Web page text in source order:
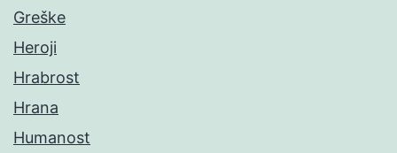
Greške
Heroji
Hrabrost
Hrana
Humanost